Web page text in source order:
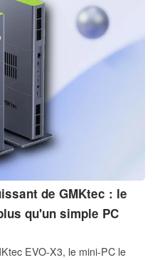
de GMKtec : le
qu'un simple PC
EVO-X3, le mini-PC le